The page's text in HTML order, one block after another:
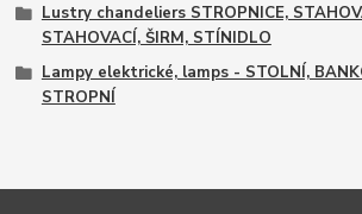
Lustry chandeliers STROPNICE,
STAHOVACÍ, ŠIRM, STÍNIDLO
Lampy elektrické, lamps - STOLNÍ,
STROPNÍ